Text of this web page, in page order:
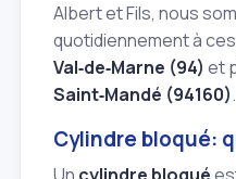
Albert et Fils, nous
quotidiennement à
Val‑de‑Marne (94) et
Saint‑Mandé (94160).
Cylindre bloqué: